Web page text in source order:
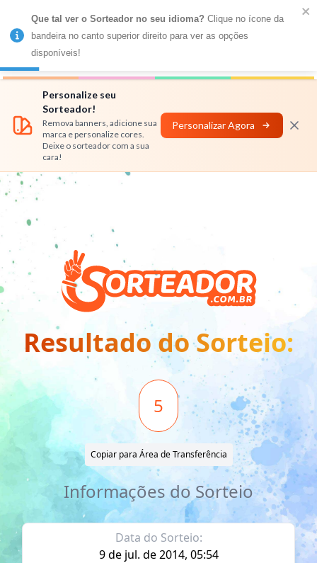
MENU
Números
Personalize seu
Sorteador!
Remova banners, adicione sua
marca e personalize cores.
Deixe o sorteador com a sua
cara!
Personalizar Agora
Resultado do Sorteio:
5
Copiar para Área de Transferência
Informações do Sorteio
Data do Sorteio:
9 de jul. de 2014, 05:54
Que tal ver o Sorteador no seu idioma? Clique no ícone da
bandeira no canto superior direito para ver as opções
disponíveis!